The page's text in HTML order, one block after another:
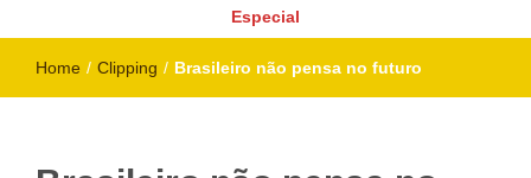
Especial
Home / Clipping / Brasileiro não pensa no futuro